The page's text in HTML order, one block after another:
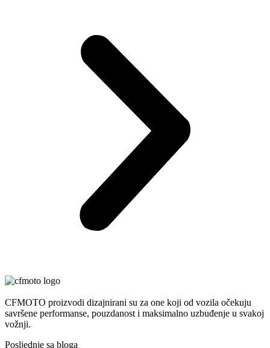
CFMOTO proizvodi dizajnirani su za one koji od vozila očekuju
savršene performanse, pouzdanost i maksimalno uzbuđenje u svakoj
vožnji.
Posljednje sa bloga